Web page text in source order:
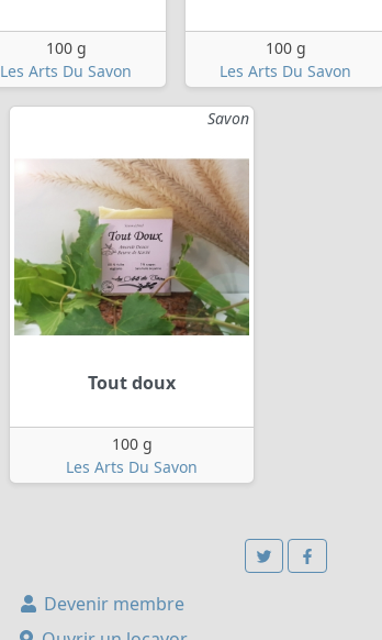
100 g
Les Arts Du Savon
100 g
Les Arts Du Savon
Savon
Tout doux
100 g
Les Arts Du Savon
Devenir membre